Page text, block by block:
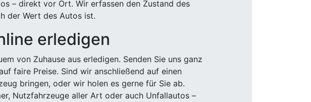
– direkt vor Ort. Wir erfassen den Zustand des
der Wert des Autos ist.
erledigen
von Zuhause aus erledigen. Senden Sie uns ganz
faire Preise. Sind wir anschließend auf einen
bringen, oder wir holen es gerne für Sie ab.
Nutzfahrzeuge aller Art oder auch Unfallautos –